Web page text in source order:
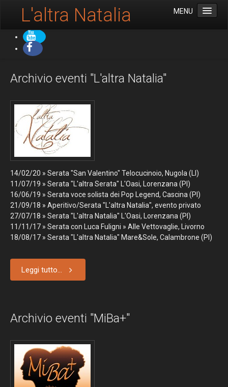
L'altra Natalia MENU
Benvenuti
Archivio
Archivio eventi "L'altra Natalia"
14/02/20 » Serata "San Valentino" Telocucinoio, Nugola (LI)
11/07/19 » Serata "L'altra Serata" L'Oasi, Lorenzana (PI)
16/06/19 » Serata voce solista dei Pop Legend, Cascina (PI)
21/09/18 » Aperitivo/Serata "L'altra Natalia", evento privato
27/07/18 » Serata "L'altra Natalia" L'Oasi, Lorenzana (PI)
11/11/17 » Serata con Luca Fuligni » Alle Vettovaglie, Livorno
18/08/17 » Serata "L'altra Natalia" Mare&Sole, Calambrone (PI)
Leggi tutto...
Archivio eventi "MiBa+"